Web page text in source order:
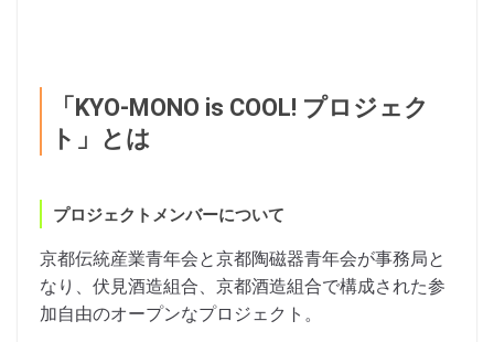
「KYO-MONO is COOL! プロジェク
ト」とは
プロジェクトメンバーについて
京都伝統産業青年会と京都陶磁器青年会が事務局と
なり、伏見酒造組合、京都酒造組合で構成された参
加自由のオープンなプロジェクト。